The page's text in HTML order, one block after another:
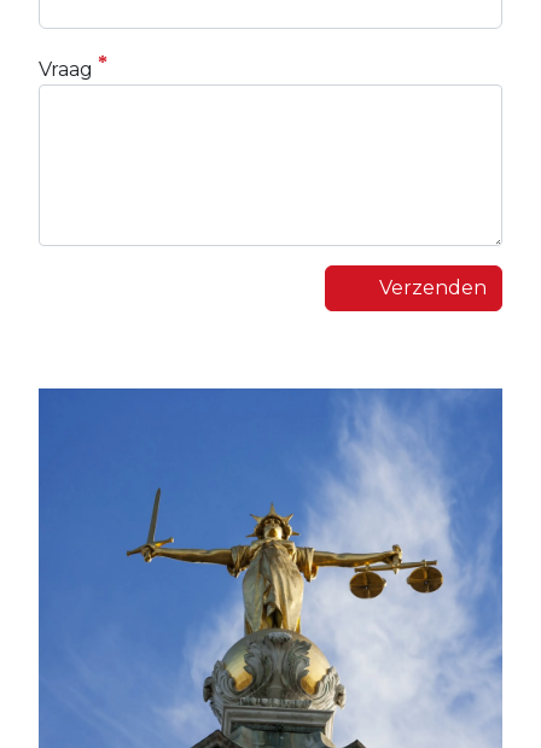
Vraag
Verzenden